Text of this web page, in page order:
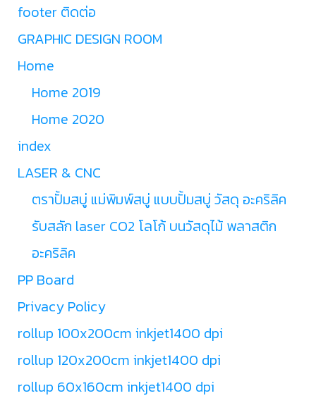
footer ติดต่อ
GRAPHIC DESIGN ROOM
Home
Home 2019
Home 2020
index
LASER & CNC
ตราปั้มสบู่ แม่พิมพ์สบู่ แบบปั้มสบู่ วัสดุ อะคริลิค
รับสลัก laser CO2 โลโก้ บนวัสดุไม้ พลาสติก
อะคริลิค
PP Board
Privacy Policy
rollup 100x200cm inkjet1400 dpi
rollup 120x200cm inkjet1400 dpi
rollup 60x160cm inkjet1400 dpi